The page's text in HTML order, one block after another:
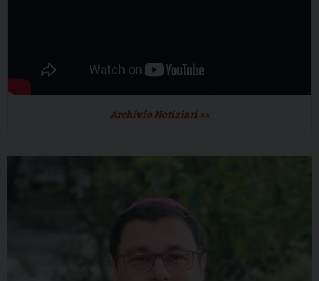
Archivio Notiziari >>